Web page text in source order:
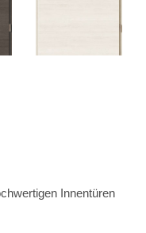
Innentüren